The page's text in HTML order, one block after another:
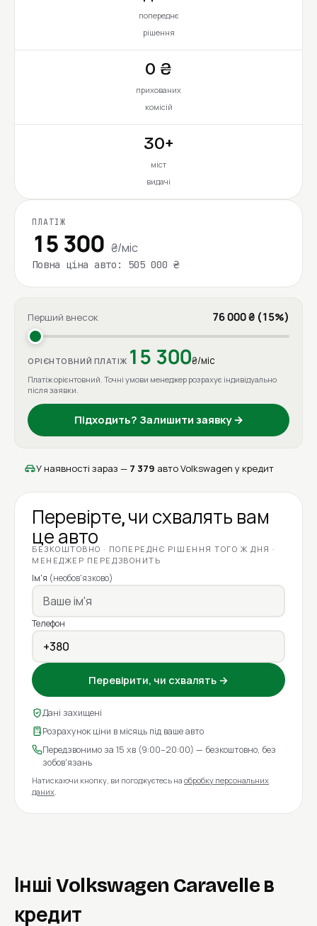
попереднє
рішення
0 ₴
прихованих
комісій
30+
міст
видачі
ПЛАТІЖ
15 300 ₴/міс
Повна ціна авто: 505 000 ₴
Перший внесок 76 000 ₴ (15%)
ОРІЄНТОВНИЙ ПЛАТІЖ 15 300₴/міс
Платіж орієнтовний. Точні умови менеджер розрахує індивідуально
після заявки.
Підходить? Залишити заявку →
У наявності зараз — 7 379 авто Volkswagen у кредит
Перевірте, чи схвалять вам
це авто
БЕЗКОШТОВНО · ПОПЕРЕДНЄ РІШЕННЯ ТОГО Ж ДНЯ ·
МЕНЕДЖЕР ПЕРЕДЗВОНИТЬ
Ім'я (необов'язково)
Телефон
Перевірити, чи схвалять →
Дані захищені
Розрахунок ціни в місяць під ваше авто
Передзвонимо за 15 хв (9:00–20:00) — безкоштовно, без
зобов'язань
Натискаючи кнопку, ви погоджуєтесь на обробку персональних
даних.
Інші Volkswagen Caravelle в
кредит